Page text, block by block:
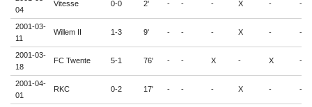
04
Vitesse 0-0 2' - - - X - -
2001-03-
11
Willem II 1-3 9' - - - X - -
2001-03-
18
FC Twente 5-1 76' - - X - X -
2001-04-
01
RKC 0-2 17' - - - X - -